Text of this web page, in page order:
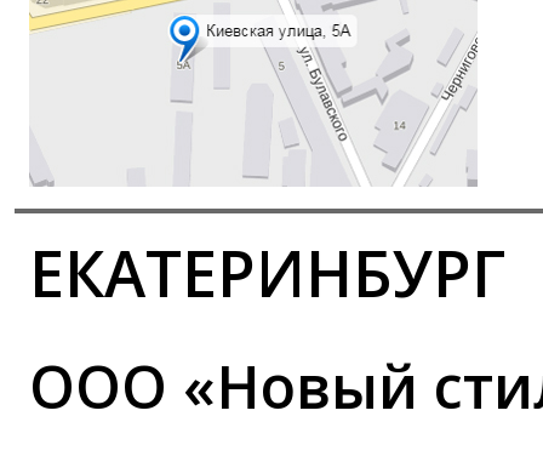
ЕКАТЕРИНБУРГ
ООО «Новый